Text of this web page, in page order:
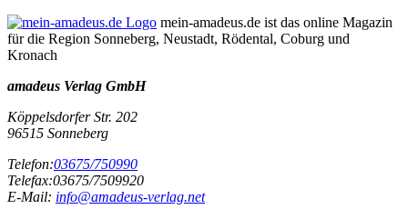
mein-amadeus.de ist das online Magazin
für die Region Sonneberg, Neustadt, Rödental, Coburg und
Kronach
amadeus Verlag GmbH
Köppelsdorfer Str. 202
96515 Sonneberg
Telefon:03675/750990
Telefax:03675/7509920
E-Mail: info@amadeus-verlag.net